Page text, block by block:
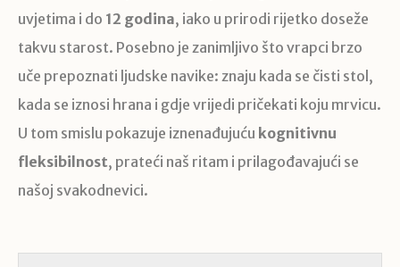
uvjetima i do 12 godina, iako u prirodi rijetko doseže
takvu starost. Posebno je zanimljivo što vrapci brzo
uče prepoznati ljudske navike: znaju kada se čisti stol,
kada se iznosi hrana i gdje vrijedi pričekati koju mrvicu.
U tom smislu pokazuje iznenađujuću kognitivnu
fleksibilnost, prateći naš ritam i prilagođavajući se
našoj svakodnevici.